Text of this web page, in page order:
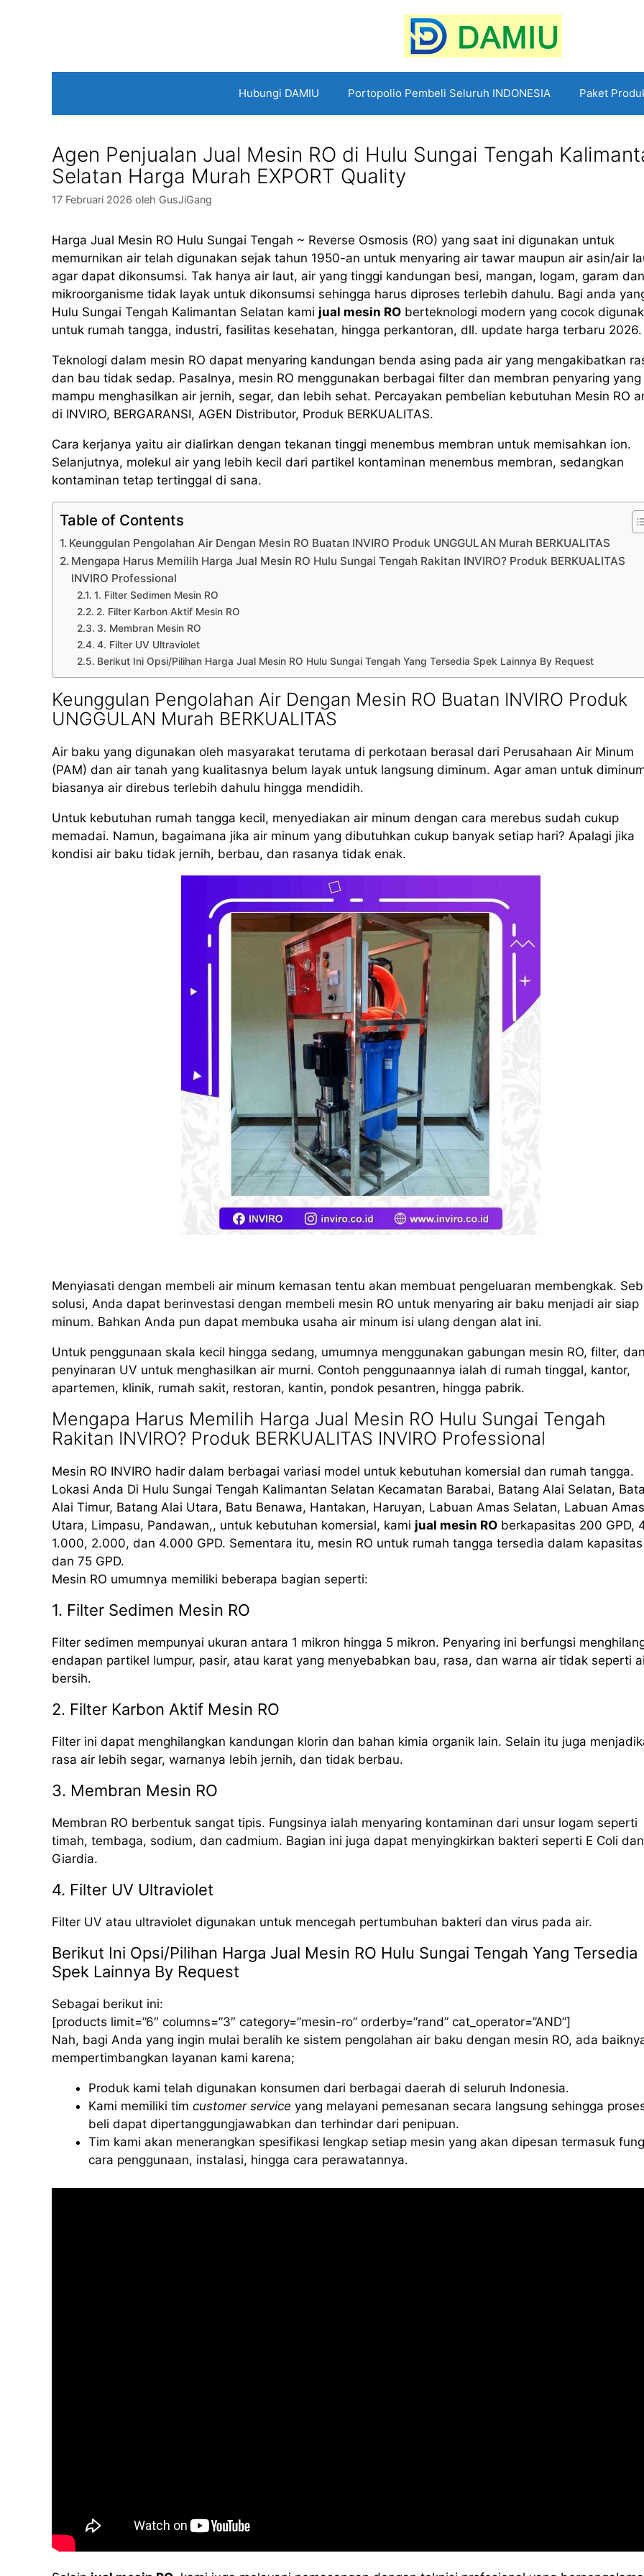
Hubungi DAMIU Portopolio Pembeli Seluruh INDONESIA Paket
Agen Penjualan Jual Mesin RO di Hulu Sungai Tengah
Selatan Harga Murah EXPORT Quality
17 Februari 2026 oleh GusJiGang
Harga Jual Mesin RO Hulu Sungai Tengah ~ Reverse Osmosis (RO) yang saat ini digunakan untuk
memurnikan air telah digunakan sejak tahun 1950-an untuk menyaring air tawar maupun air asin/air
agar dapat dikonsumsi. Tak hanya air laut, air yang tinggi kandungan besi, mangan, logam, garam dan
mikroorganisme tidak layak untuk dikonsumsi sehingga harus diproses terlebih dahulu. Bagi anda
Hulu Sungai Tengah Kalimantan Selatan kami jual mesin RO berteknologi modern yang cocok
untuk rumah tangga, industri, fasilitas kesehatan, hingga perkantoran, dll. update harga terbaru 2026.
Teknologi dalam mesin RO dapat menyaring kandungan benda asing pada air yang mengakibatkan
dan bau tidak sedap. Pasalnya, mesin RO menggunakan berbagai filter dan membran penyaring yang
mampu menghasilkan air jernih, segar, dan lebih sehat. Percayakan pembelian kebutuhan Mesin RO
di INVIRO, BERGARANSI, AGEN Distributor, Produk BERKUALITAS.
Cara kerjanya yaitu air dialirkan dengan tekanan tinggi menembus membran untuk memisahkan ion.
Selanjutnya, molekul air yang lebih kecil dari partikel kontaminan menembus membran, sedangkan
kontaminan tetap tertinggal di sana.
Table of Contents
Keunggulan Pengolahan Air Dengan Mesin RO Buatan INVIRO Produk UNGGULAN Murah BERKUALITAS
Mengapa Harus Memilih Harga Jual Mesin RO Hulu Sungai Tengah Rakitan INVIRO? Produk BERKUALITAS
INVIRO Professional
1. Filter Sedimen Mesin RO
2. Filter Karbon Aktif Mesin RO
3. Membran Mesin RO
4. Filter UV Ultraviolet
Berikut Ini Opsi/Pilihan Harga Jual Mesin RO Hulu Sungai Tengah Yang Tersedia Spek Lainnya By Request
Keunggulan Pengolahan Air Dengan Mesin RO Buatan INVIRO Produk
UNGGULAN Murah BERKUALITAS
Air baku yang digunakan oleh masyarakat terutama di perkotaan berasal dari Perusahaan Air Minum
(PAM) dan air tanah yang kualitasnya belum layak untuk langsung diminum. Agar aman untuk
biasanya air direbus terlebih dahulu hingga mendidih.
Untuk kebutuhan rumah tangga kecil, menyediakan air minum dengan cara merebus sudah cukup
memadai. Namun, bagaimana jika air minum yang dibutuhkan cukup banyak setiap hari? Apalagi jika
kondisi air baku tidak jernih, berbau, dan rasanya tidak enak.
Menyiasati dengan membeli air minum kemasan tentu akan membuat pengeluaran membengkak.
solusi, Anda dapat berinvestasi dengan membeli mesin RO untuk menyaring air baku menjadi air siap
minum. Bahkan Anda pun dapat membuka usaha air minum isi ulang dengan alat ini.
Untuk penggunaan skala kecil hingga sedang, umumnya menggunakan gabungan mesin RO, filter,
penyinaran UV untuk menghasilkan air murni. Contoh penggunaannya ialah di rumah tinggal, kantor,
apartemen, klinik, rumah sakit, restoran, kantin, pondok pesantren, hingga pabrik.
Mengapa Harus Memilih Harga Jual Mesin RO Hulu Sungai Tengah
Rakitan INVIRO? Produk BERKUALITAS INVIRO Professional
Mesin RO INVIRO hadir dalam berbagai variasi model untuk kebutuhan komersial dan rumah tangga.
Lokasi Anda Di Hulu Sungai Tengah Kalimantan Selatan Kecamatan Barabai, Batang Alai Selatan,
Alai Timur, Batang Alai Utara, Batu Benawa, Hantakan, Haruyan, Labuan Amas Selatan, Labuan Amas
Utara, Limpasu, Pandawan,, untuk kebutuhan komersial, kami jual mesin RO berkapasitas 200 GPD,
1.000, 2.000, dan 4.000 GPD. Sementara itu, mesin RO untuk rumah tangga tersedia dalam
dan 75 GPD.
Mesin RO umumnya memiliki beberapa bagian seperti:
1. Filter Sedimen Mesin RO
Filter sedimen mempunyai ukuran antara 1 mikron hingga 5 mikron. Penyaring ini berfungsi
endapan partikel lumpur, pasir, atau karat yang menyebabkan bau, rasa, dan warna air tidak seperti
bersih.
2. Filter Karbon Aktif Mesin RO
Filter ini dapat menghilangkan kandungan klorin dan bahan kimia organik lain. Selain itu juga
rasa air lebih segar, warnanya lebih jernih, dan tidak berbau.
3. Membran Mesin RO
Membran RO berbentuk sangat tipis. Fungsinya ialah menyaring kontaminan dari unsur logam seperti
timah, tembaga, sodium, dan cadmium. Bagian ini juga dapat menyingkirkan bakteri seperti E Coli dan
Giardia.
4. Filter UV Ultraviolet
Filter UV atau ultraviolet digunakan untuk mencegah pertumbuhan bakteri dan virus pada air.
Berikut Ini Opsi/Pilihan Harga Jual Mesin RO Hulu Sungai Tengah Yang Tersedia
Spek Lainnya By Request
Sebagai berikut ini:
[products limit=”6″ columns=”3″ category=”mesin-ro” orderby=”rand” cat_operator=”AND”]
Nah, bagi Anda yang ingin mulai beralih ke sistem pengolahan air baku dengan mesin RO, ada
mempertimbangkan layanan kami karena;
Produk kami telah digunakan konsumen dari berbagai daerah di seluruh Indonesia.
Kami memiliki tim customer service yang melayani pemesanan secara langsung sehingga
beli dapat dipertanggungjawabkan dan terhindar dari penipuan.
Tim kami akan menerangkan spesifikasi lengkap setiap mesin yang akan dipesan termasuk
cara penggunaan, instalasi, hingga cara perawatannya.